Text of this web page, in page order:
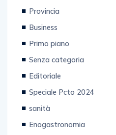
Provincia
Business
Primo piano
Senza categoria
Editoriale
Speciale Pcto 2024
sanità
Enogastronomia